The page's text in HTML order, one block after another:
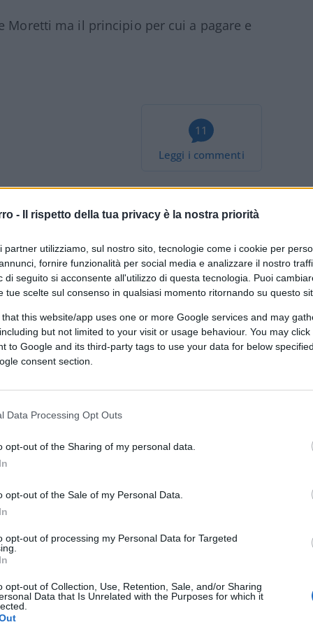
- Il rispetto della tua privacy è la nostra priorità
partner utilizziamo, sul nostro sito, tecnologie come i cookie per
fornire funzionalità per social media e analizzare il nostro
di seguito si acconsente all'utilizzo di questa tecnologia. Puoi
tue scelte sul consenso in qualsiasi momento ritornando su questo
that this website/app uses one or more Google services and may
but not limited to your visit or usage behaviour. You may
to Google and its third-party tags to use your data for below
consent section.
Data Processing Opt Outs
opt-out of the Sharing of my personal data.
opt-out of the Sale of my Personal Data.
opt-out of processing my Personal Data for Targeted
opt-out of Collection, Use, Retention, Sale, and/or Sharing
Data that Is Unrelated with the Purposes for which it
Moretti ma il principio per cui a pagare e
11
Leggi i commenti
ragazzini vendono
e vengono
un solerte cittadino li segnala alla polizia.